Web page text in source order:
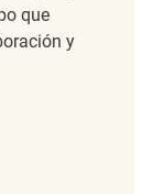
que
y